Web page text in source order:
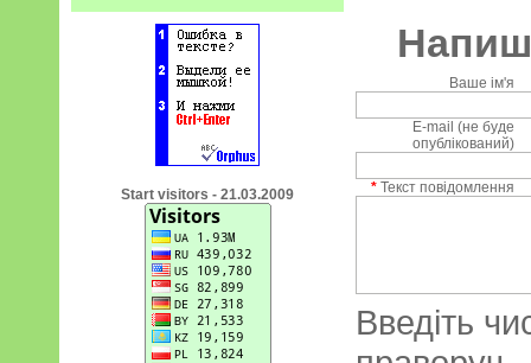
Start visitors - 21.03.2009
Ваше ім'я
E-mail (не буде
опублікований)
* Текст повідомлення
Введіть